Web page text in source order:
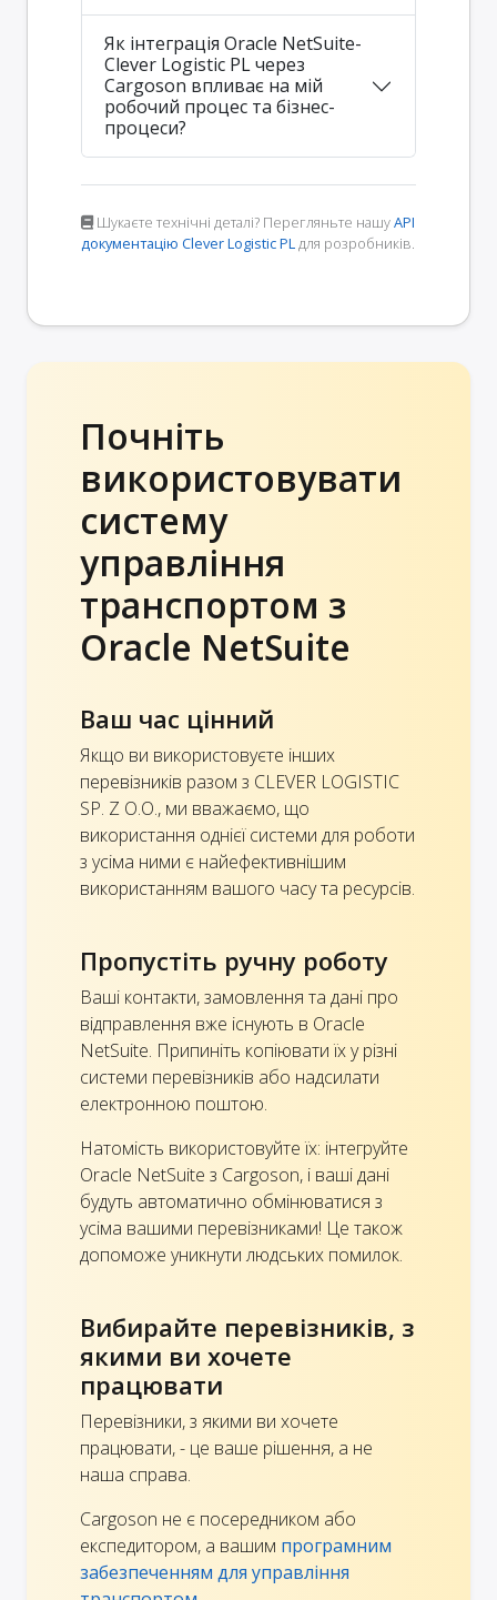
Як інтеграція Oracle NetSuite-
Clever Logistic PL через
Cargoson впливає на мій
робочий процес та бізнес-
процеси?
Шукаєте технічні деталі? Перегляньте нашуAPI
документацію Clever Logistic PLдля розробників.
Почніть
використовувати
систему
управління
транспортом з
Oracle NetSuite
Ваш час цінний
Якщо ви використовуєте інших
перевізників разом з CLEVER LOGISTIC
SP. Z O.O., ми вважаємо, що
використання однієї системи для роботи
з усіма ними є найефективнішим
використанням вашого часу та ресурсів.
Пропустіть ручну роботу
Ваші контакти, замовлення та дані про
відправлення вже існують в Oracle
NetSuite. Припиніть копіювати їх у різні
системи перевізників або надсилати
електронною поштою.
Натомість використовуйте їх: інтегруйте
Oracle NetSuite з Cargoson, і ваші дані
будуть автоматично обмінюватися з
усіма вашими перевізниками! Це також
допоможе уникнути людських помилок.
Вибирайте перевізників, з
якими ви хочете
працювати
Перевізники, з якими ви хочете
працювати, - це ваше рішення, а не
наша справа.
Cargoson не є посередником або
експедитором, а вашим програмним
забезпеченням для управління